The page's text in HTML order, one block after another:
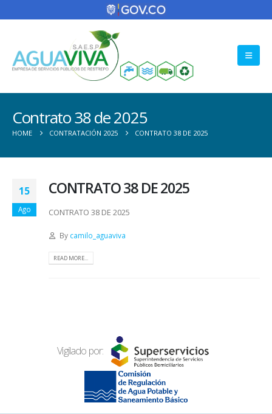
Contrato 38 de 2025
HOME CONTRATACIÓN 2025 CONTRATO 38 DE 2025
15
Ago
CONTRATO 38 DE 2025
CONTRATO 38 DE 2025
By camilo_aguaviva
READ MORE...
Vigilado por: